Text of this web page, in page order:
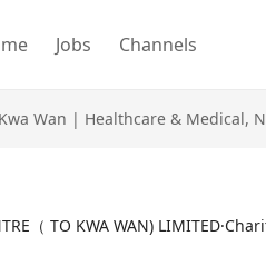
Jobs Channels
Wan | Healthcare & Medical,
（ TO KWA WAN)